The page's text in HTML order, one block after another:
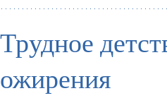
Трудное
ожирения